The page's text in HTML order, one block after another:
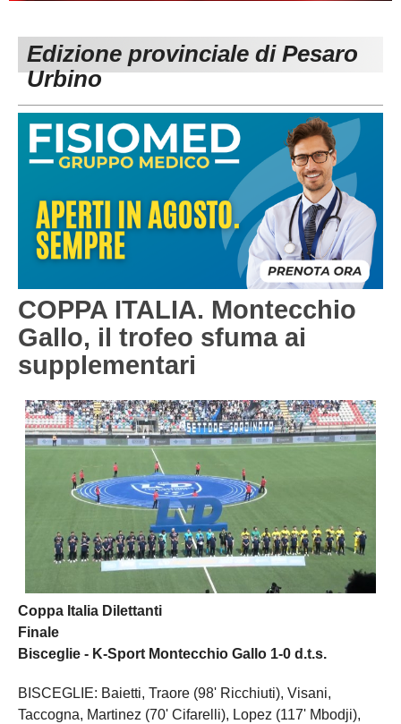
Carica la tua Rosa
1^ CATEGORIA
3^ CATEGORIA
GIOVANILI
Edizione provinciale di Pesaro
Urbino
COPPA ITALIA. Montecchio
Gallo, il trofeo sfuma ai
supplementari
Coppa Italia Dilettanti
Finale
Bisceglie - K-Sport Montecchio Gallo 1-0 d.t.s.
BISCEGLIE: Baietti, Traore (98' Ricchiuti), Visani,
Taccogna, Martinez (70' Cifarelli), Lopez (117' Mbodji),